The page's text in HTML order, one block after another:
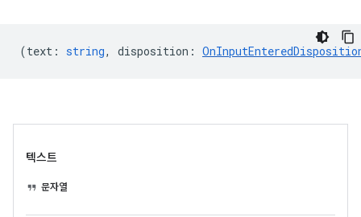
(text : string, disposition :
텍스트
문자열